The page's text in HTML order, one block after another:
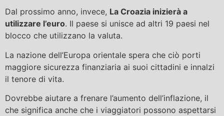
Dal prossimo anno, invece, La Croazia inizierà a
utilizzare l’euro. Il paese si unisce ad altri 19 paesi nel
blocco che utilizzano la valuta.
La nazione dell’Europa orientale spera che ciò porti
maggiore sicurezza finanziaria ai suoi cittadini e innalzi
il tenore di vita.
Dovrebbe aiutare a frenare l’aumento dell’inflazione, il
che significa anche che i viaggiatori possono aspettarsi